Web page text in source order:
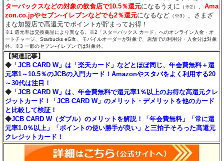
ターバックスなどの対象の飲食店で10.5％還元になるうえに （※2） 、Ama
zon.co.jpやセブン‐イレブンなどでも2％還元になるなど （※3）
、さまざ
まな加盟店で高還元でポイントが貯まってお得！
※1 還元率は交換商品により異なる。※2「スターバックス カード」へのオンライン入金・オ
ートチャージ、Starbucks eGift 、モバイルオーダーが対象で、店舗での利用分・入金分は対象
外。※3 一部のセブン‐イレブンでは対象外。
【関連記事】
◆ 「JCB CARD W」は「楽天カード」などとほぼ同じ、年会費無料＋還
元率1～10.5％のJCBの入門カード！Amazonやスタバをよく利用する20
～30代は注目！
◆ 「JCB CARD W」は、年会費無料で還元率1％以上のお得な高還元クレ
ジットカード！「JCB CARD W」のメリット・デメリットを他のカード
と比較して検証！
◆JCB CARD W（ダブル）のメリットを解説！「年会費無料」「常に還
元率1.0％以上」「ポイントの使い勝手が良い」と三拍子そろった高還元
クレジットカード！